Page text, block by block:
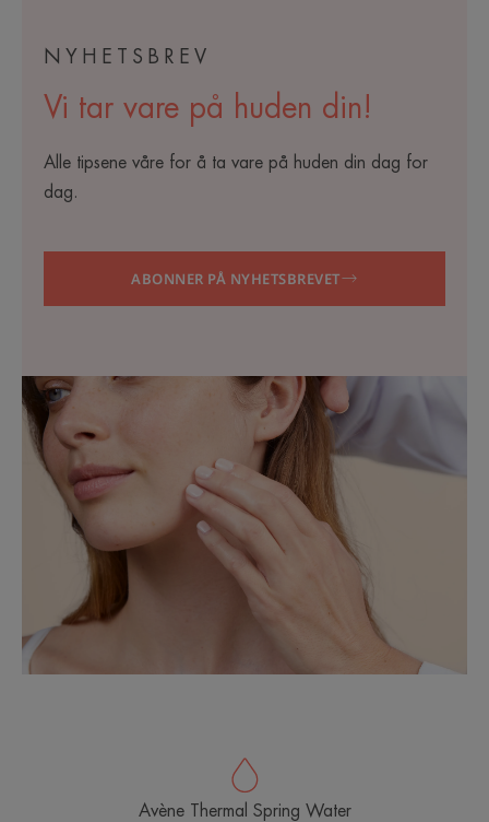
NYHETSBREV
Vi tar vare på huden din!
Alle tipsene våre for å ta vare på huden din dag for
dag.
ABONNER PÅ NYHETSBREVET
Avène Thermal Spring Water